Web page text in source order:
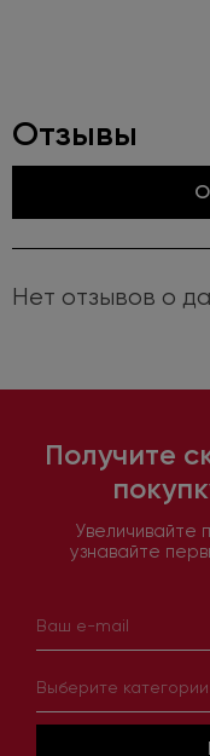
Отзывы
Нет отзывов о
Получите
Увеличивайте
узнавайте
Выберите категории